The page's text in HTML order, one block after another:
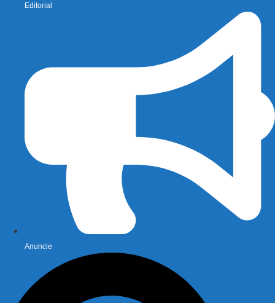
Editorial
Anuncie